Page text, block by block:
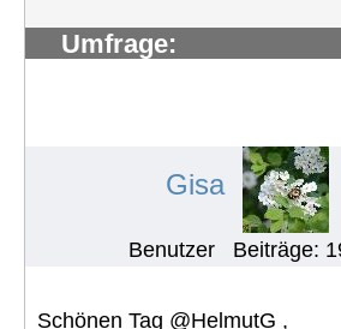
Umfrage:
Gisa
Benutzer Beiträge:
Schönen Tag @HelmutG ,